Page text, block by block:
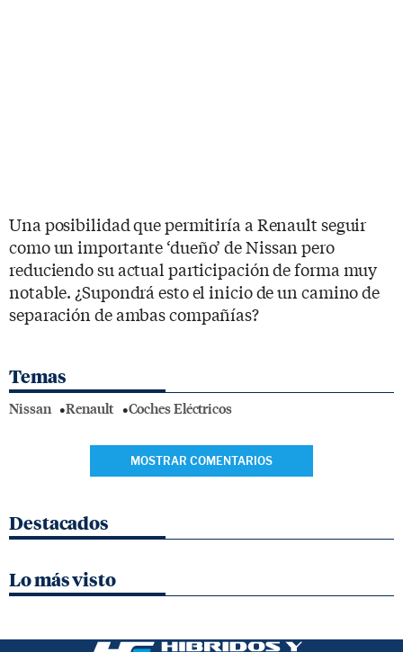
Una posibilidad que permitiría a Renault seguir
como un importante ‘dueño’ de Nissan pero
reduciendo su actual participación de forma muy
notable. ¿Supondrá esto el inicio de un camino de
separación de ambas compañías?
Temas
Nissan Renault Coches Eléctricos
MOSTRAR COMENTARIOS
Destacados
Lo más visto